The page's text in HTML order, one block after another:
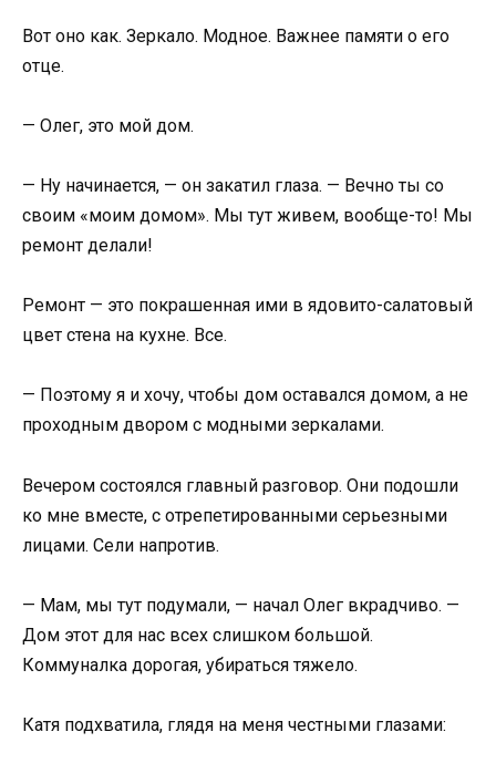
Вот оно как. Зеркало. Модное. Важнее памяти о его
отце.
— Олег, это мой дом.
— Ну начинается, — он закатил глаза. — Вечно ты со
своим «моим домом». Мы тут живем, вообще-то! Мы
ремонт делали!
Ремонт — это покрашенная ими в ядовито-салатовый
цвет стена на кухне. Все.
— Поэтому я и хочу, чтобы дом оставался домом, а не
проходным двором с модными зеркалами.
Вечером состоялся главный разговор. Они подошли
ко мне вместе, с отрепетированными серьезными
лицами. Сели напротив.
— Мам, мы тут подумали, — начал Олег вкрадчиво. —
Дом этот для нас всех слишком большой.
Коммуналка дорогая, убираться тяжело.
Катя подхватила, глядя на меня честными глазами: